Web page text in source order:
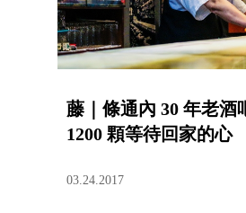
藤｜條通內 30 年老酒
1200 顆等待回家的心
03.24.2017